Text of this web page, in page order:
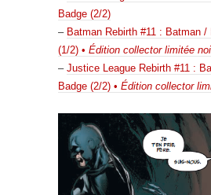
Badge (2/2)
– Batman Rebirth #11 : Batman
(1/2) • Édition collector limitée
– Justice League Rebirth #11 :
Badge (2/2) • Édition collector